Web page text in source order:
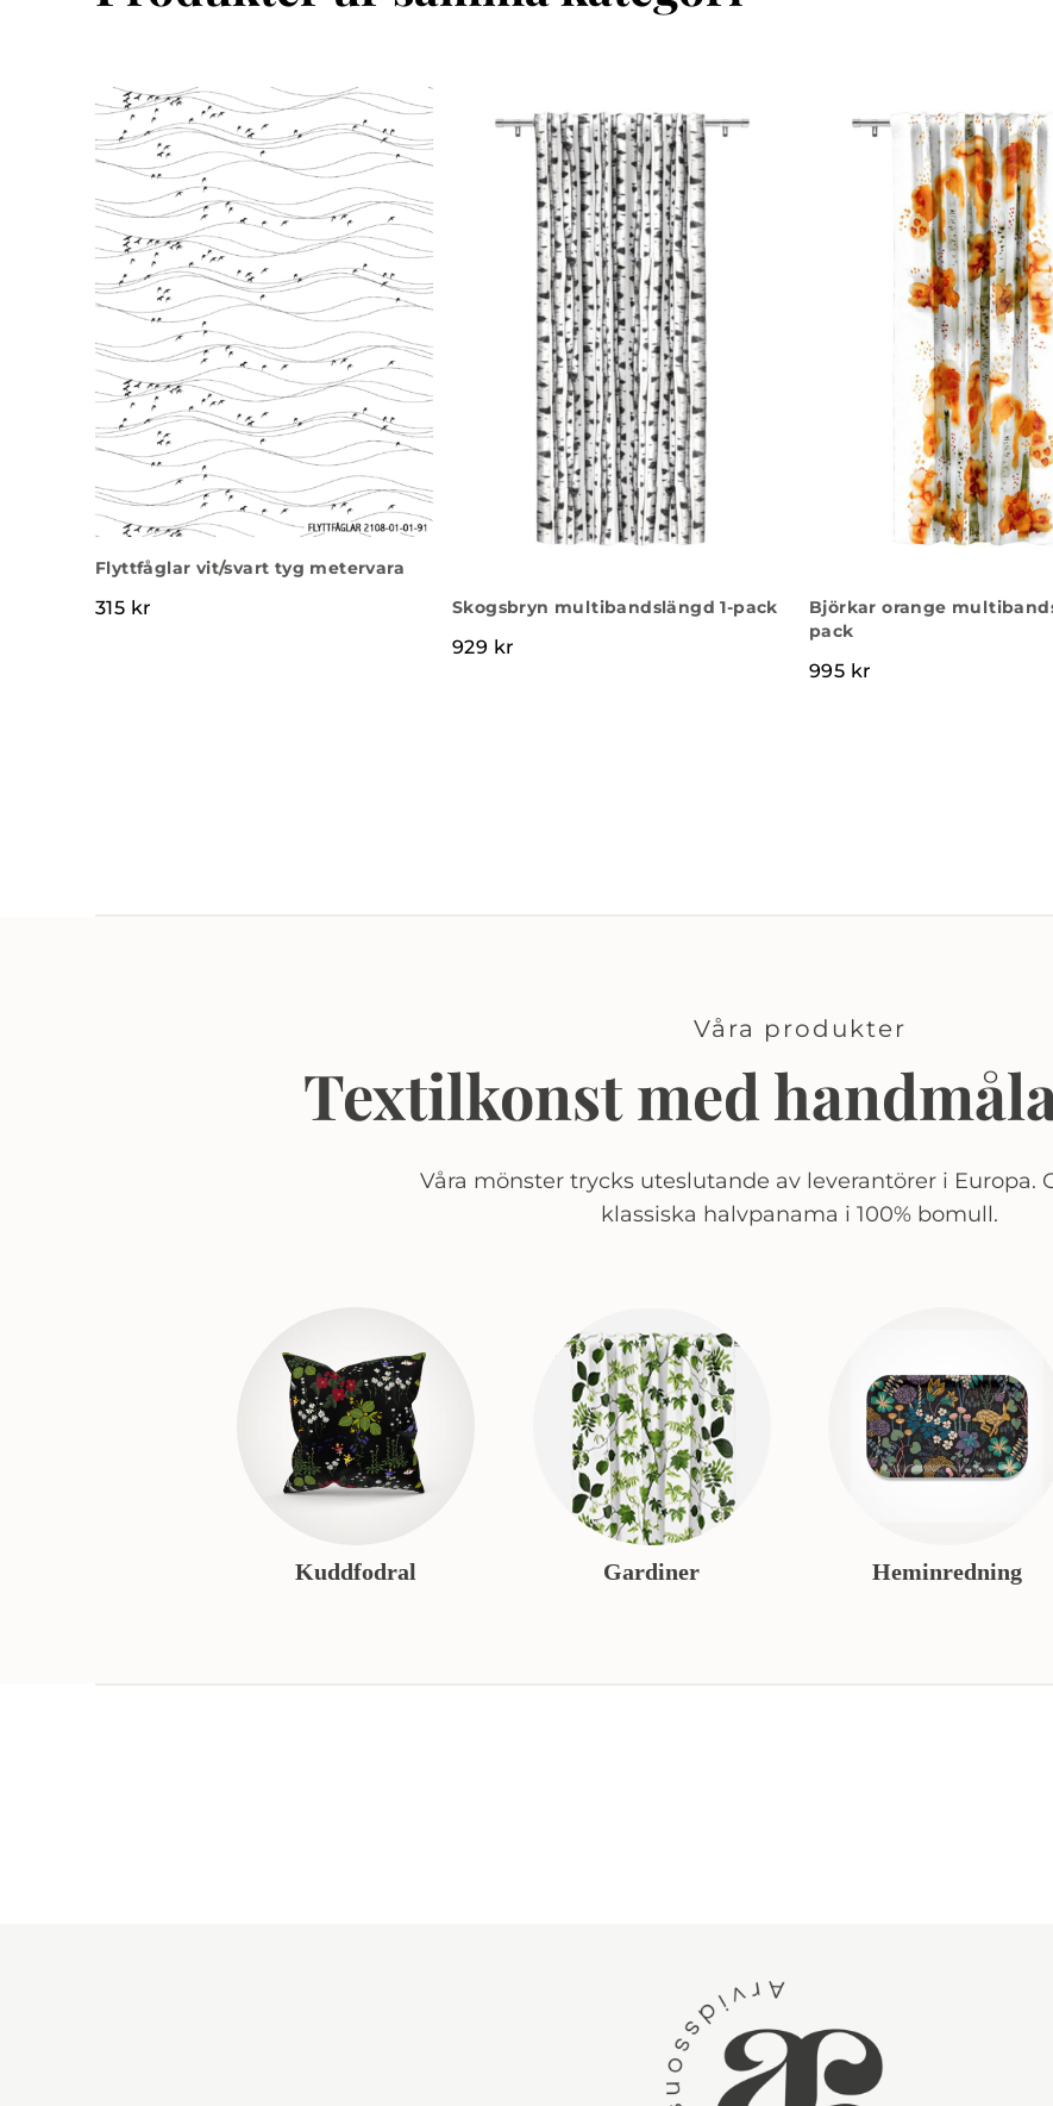
Flyttfåglar vit/svart tyg metervara
315 kr Skogsbryn multibandslängd 1-pack
929 kr
Björkar orange
pack
995 kr
Våra produkter
Textilkonst med
Våra mönster trycks uteslutande av leverantörer i Europa.
klassiska halvpanama i 100% bomull.
Kuddfodral Gardiner Heminredning